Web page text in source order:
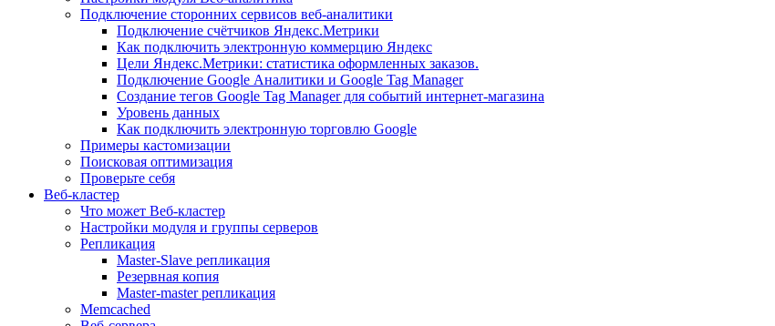
Подключение сторонних сервисов веб-аналитики
Подключение счётчиков Яндекс.Метрики
Как подключить электронную коммерцию Яндекс
Цели Яндекс.Метрики: статистика оформленных заказов.
Подключение Google Аналитики и Google Tag Manager
Создание тегов Google Tag Manager для событий интернет-магазина
Уровень данных
Как подключить электронную торговлю Google
Примеры кастомизации
Поисковая оптимизация
Проверьте себя
Веб-кластер
Что может Веб-кластер
Настройки модуля и группы серверов
Репликация
Master-Slave репликация
Резервная копия
Master-master репликация
Memcached